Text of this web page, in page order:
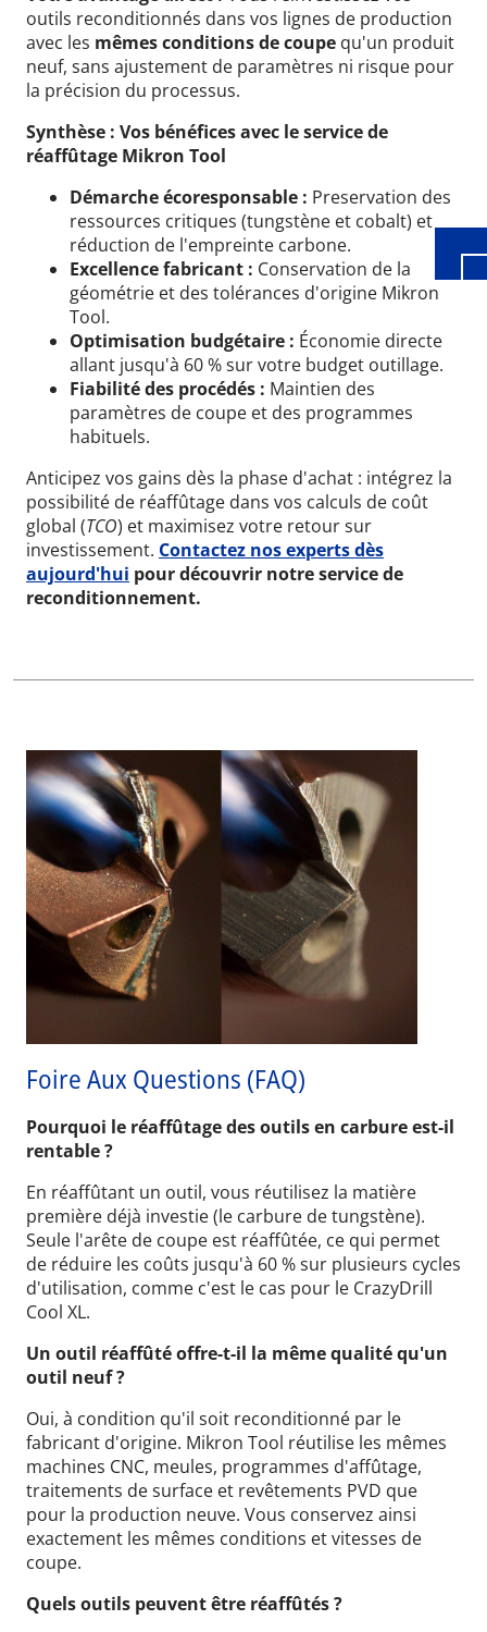
outils reconditionnés dans vos lignes de production
avec les mêmes conditions de coupe qu'un produit
neuf, sans ajustement de paramètres ni risque pour
la précision du processus.
Synthèse : Vos bénéfices avec le service de
réaffûtage Mikron Tool
Démarche écoresponsable : Preservation des
ressources critiques (tungstène et cobalt) et
réduction de l'empreinte carbone.
Excellence fabricant : Conservation de la
géométrie et des tolérances d'origine Mikron
Tool.
Optimisation budgétaire : Économie directe
allant jusqu'à 60 % sur votre budget outillage.
Fiabilité des procédés : Maintien des
paramètres de coupe et des programmes
habituels.
Anticipez vos gains dès la phase d'achat : intégrez la
possibilité de réaffûtage dans vos calculs de coût
global (TCO) et maximisez votre retour sur
investissement. Contactez nos experts dès
aujourd'hui pour découvrir notre service de
reconditionnement.
Foire Aux Questions (FAQ)
Pourquoi le réaffûtage des outils en carbure est-il
rentable ?
En réaffûtant un outil, vous réutilisez la matière
première déjà investie (le carbure de tungstène).
Seule l'arête de coupe est réaffûtée, ce qui permet
de réduire les coûts jusqu'à 60 % sur plusieurs cycles
d'utilisation, comme c'est le cas pour le CrazyDrill
Cool XL.
Un outil réaffûté offre-t-il la même qualité qu'un
outil neuf ?
Oui, à condition qu'il soit reconditionné par le
fabricant d'origine. Mikron Tool réutilise les mêmes
machines CNC, meules, programmes d'affûtage,
traitements de surface et revêtements PVD que
pour la production neuve. Vous conservez ainsi
exactement les mêmes conditions et vitesses de
coupe.
Quels outils peuvent être réaffûtés ?